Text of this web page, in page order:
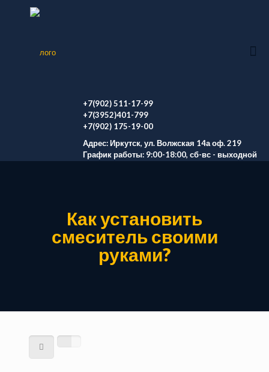
+7(902) 511-17-99
+7(3952)401-799
+7(902) 175-19-00
Адрес: Иркутск, ул. Волжская 14а оф. 219
График работы: 9:00-18:00, сб-вс - выходной
Как установить
смеситель своими
руками?